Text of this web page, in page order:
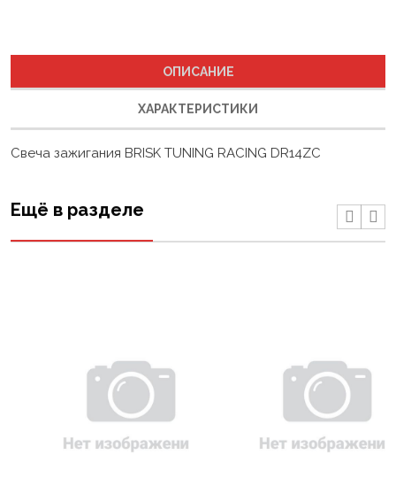
ХАРАКТЕРИСТИКИ
Свеча зажигания BRISK TUNING RACING DR14ZC